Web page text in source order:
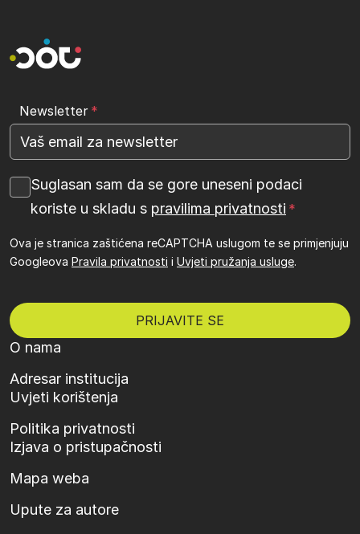
O nama
Adresar institucija
Uvjeti korištenja
Politika privatnosti
Izjava o pristupačnosti
Mapa weba
Upute za autore
Newsletter
Suglasan sam da se gore uneseni podaci
koriste u skladu s pravilima privatnosti
Ova je stranica zaštićena reCAPTCHA uslugom te se primjenjuju
Googleova Pravila privatnosti i Uvjeti pružanja usluge.